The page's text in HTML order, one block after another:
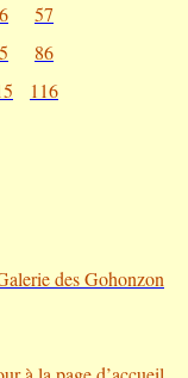
57
86
116
des Gohonzon